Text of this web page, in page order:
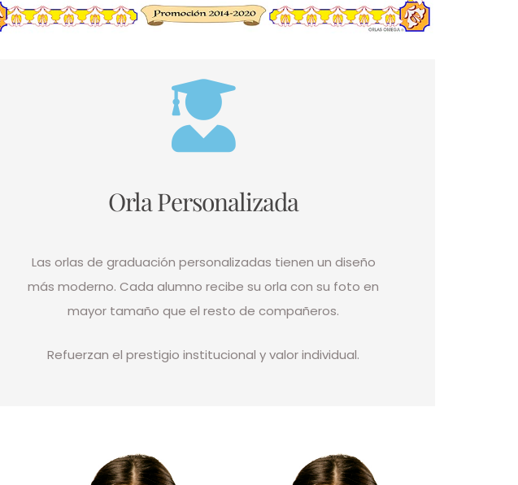
Orla Personalizada
Las orlas de graduación personalizadas tienen un diseño
más moderno. Cada alumno recibe su orla con su foto en
mayor tamaño que el resto de compañeros.
Refuerzan el prestigio institucional y valor individual.